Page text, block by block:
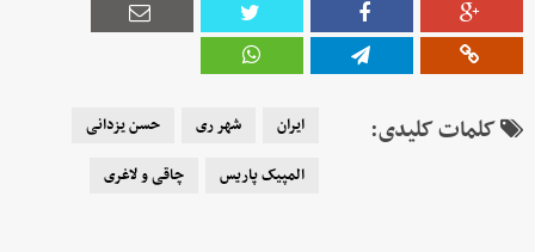
کلمات کلیدی: ایران شهر ری
حسن یزدانی
المپیک پاریس
چاقی و لاغری